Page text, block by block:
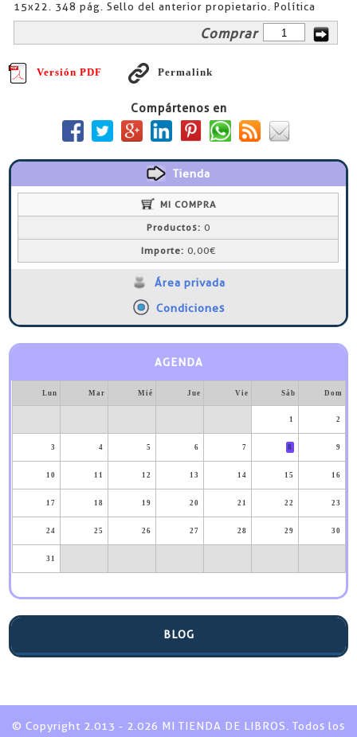
15x22. 348 pág. Sello del anterior propietario. Política
Comprar
Versión PDF Permalink
Compártenos en
Tienda
MI COMPRA
Productos: 0
Importe: 0,00€
Área privada
Condiciones
AGENDA
Lun Mar Mié Jue Vie Sáb Dom
1 2
3 4 5 6 7 8 9
10 11 12 13 14 15 16
17 18 19 20 21 22 23
24 25 26 27 28 29 30
31
BLOG
© Copyright 2.013 - 2.026 MI TIENDA DE LIBROS. Todos los